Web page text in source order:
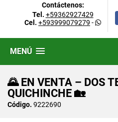
Contáctenos:
Tel. +59362927429
Cel. +593999079279 -
MENÚ
🌄 EN VENTA – DOS
QUICHINCHE 🏡
Código. 9222690